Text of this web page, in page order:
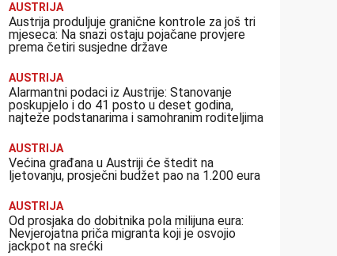
AUSTRIJA
Austrija produljuje granične kontrole za još tri
mjeseca: Na snazi ostaju pojačane provjere
prema četiri susjedne države
AUSTRIJA
Alarmantni podaci iz Austrije: Stanovanje
poskupjelo i do 41 posto u deset godina,
najteže podstanarima i samohranim roditeljima
AUSTRIJA
Većina građana u Austriji će štedit na
ljetovanju, prosječni budžet pao na 1.200 eura
AUSTRIJA
Od prosjaka do dobitnika pola milijuna eura:
Nevjerojatna priča migranta koji je osvojio
jackpot na srećki